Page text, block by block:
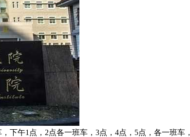
下午1点，2点各一班车，3点，4点，5点，各一班车，